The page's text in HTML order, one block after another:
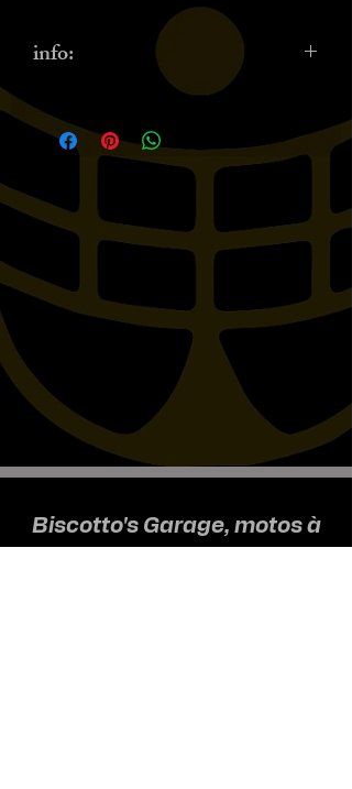
info:
Biscotto's Garage, motos à